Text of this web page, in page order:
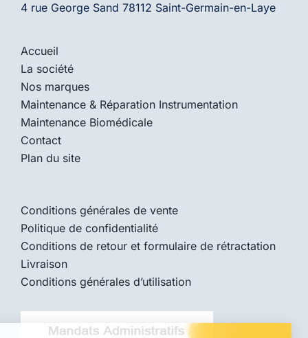
4 rue George Sand 78112 Saint-Germain-en-Laye
Accueil
La société
Nos marques
Maintenance & Réparation Instrumentation
Maintenance Biomédicale
Contact
Plan du site
Conditions générales de vente
Politique de confidentialité
Conditions de retour et formulaire de rétractation
Livraison
Conditions générales d’utilisation